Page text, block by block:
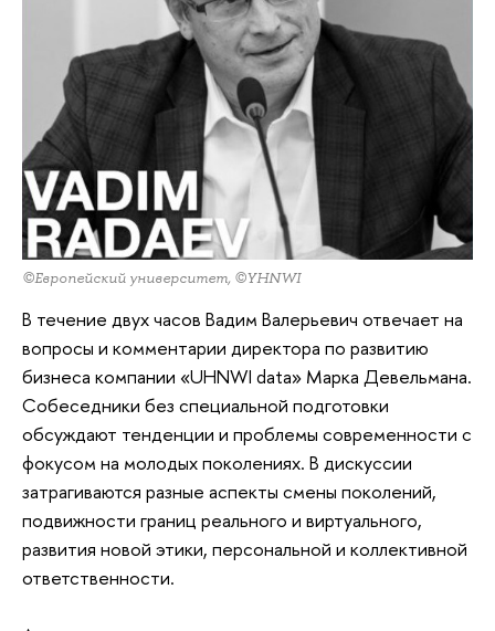
©Европейский университет, ©YHNWI
В течение двух часов Вадим Валерьевич отвечает на
вопросы и комментарии директора по развитию
бизнеса компании «UHNWI data» Марка Девельмана.
Собеседники без специальной подготовки
обсуждают тенденции и проблемы современности с
фокусом на молодых поколениях. В дискуссии
затрагиваются разные аспекты смены поколений,
подвижности границ реального и виртуального,
развития новой этики, персональной и коллективной
ответственности.